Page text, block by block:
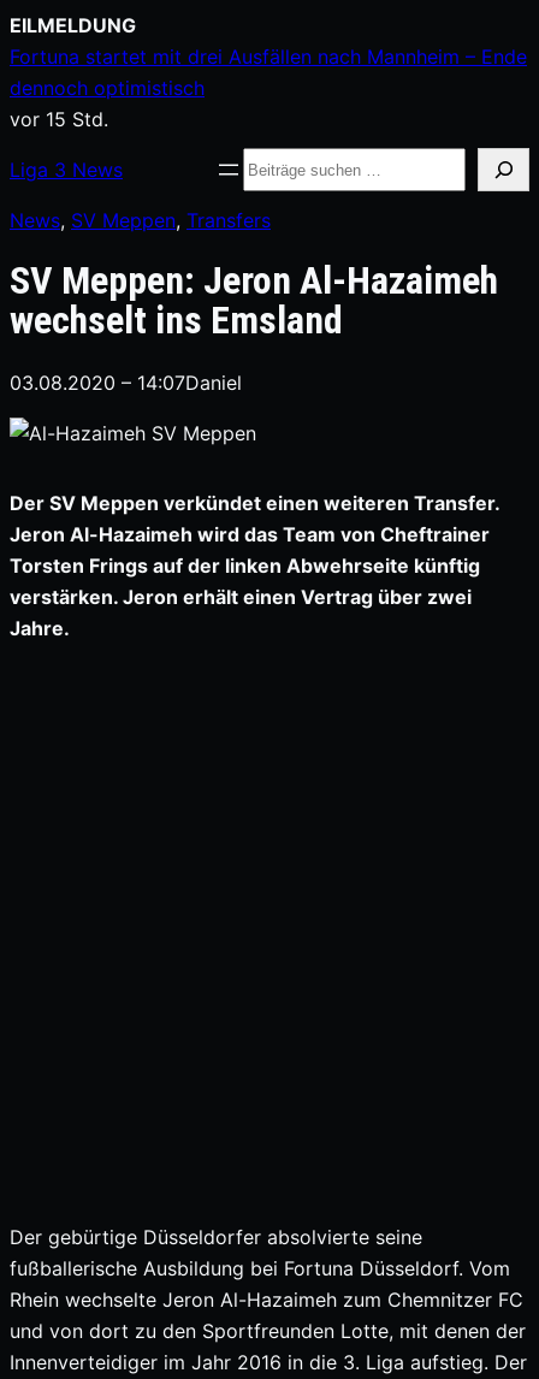
Zum
Inhalt
springen
EILMELDUNG
Fortuna startet mit drei Ausfällen nach Mannheim – Ende
dennoch optimistisch
vor 15 Std.
Liga 3 News Suche
News, SV Meppen, Transfers
SV Meppen: Jeron Al-Hazaimeh
wechselt ins Emsland
03.08.2020 – 14:07Daniel
Der SV Meppen verkündet einen weiteren Transfer.
Jeron Al-Hazaimeh wird das Team von Cheftrainer
Torsten Frings auf der linken Abwehrseite künftig
verstärken. Jeron erhält einen Vertrag über zwei
Jahre.
Der gebürtige Düsseldorfer absolvierte seine
fußballerische Ausbildung bei Fortuna Düsseldorf. Vom
Rhein wechselte Jeron Al-Hazaimeh zum Chemnitzer FC
und von dort zu den Sportfreunden Lotte, mit denen der
Innenverteidiger im Jahr 2016 in die 3. Liga aufstieg. Der